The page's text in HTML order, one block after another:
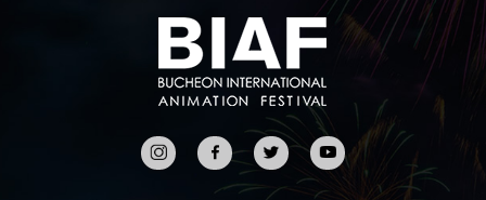
인스타
그램
페이스
북
트위터 유튜브